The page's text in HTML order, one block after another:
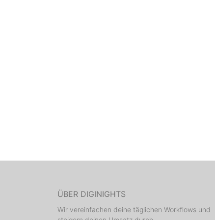
ÜBER DIGINIGHTS
Wir vereinfachen deine täglichen Workflows und